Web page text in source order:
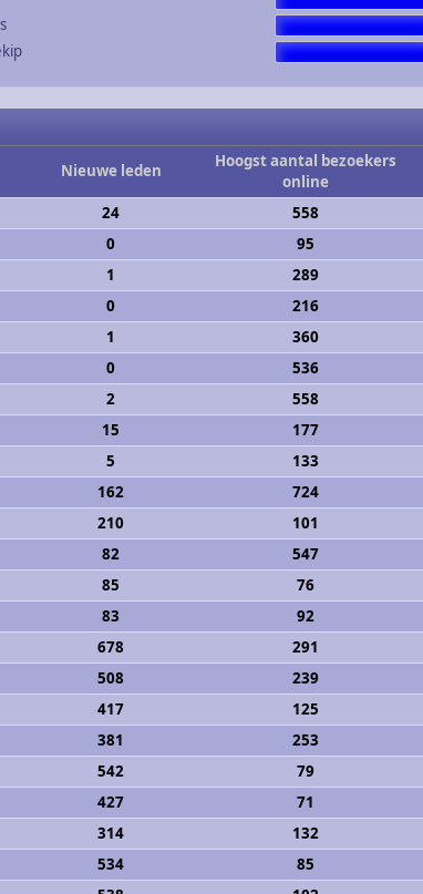
Nieuwe leden
Hoogst aantal bezoekers
online
24 558
0 95
1 289
0 216
1 360
0 536
2 558
15 177
5 133
162 724
210 101
82 547
85 76
83 92
678 291
508 239
417 125
381 253
542 79
427 71
314 132
534 85